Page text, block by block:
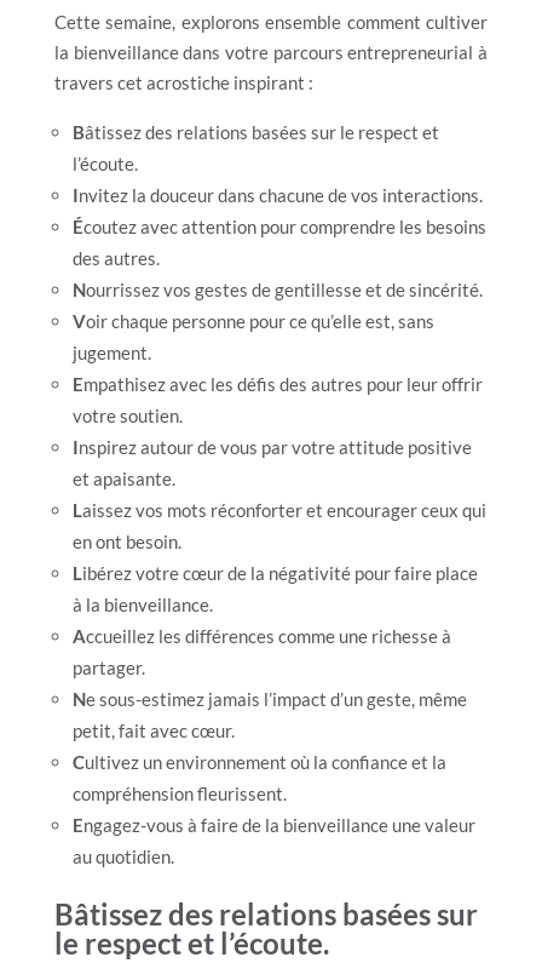
Cette semaine, explorons ensemble comment cultiver
la bienveillance dans votre parcours entrepreneurial à
travers cet acrostiche inspirant :
Bâtissez des relations basées sur le respect et
l’écoute.
Invitez la douceur dans chacune de vos interactions.
Écoutez avec attention pour comprendre les besoins
des autres.
Nourrissez vos gestes de gentillesse et de sincérité.
Voir chaque personne pour ce qu’elle est, sans
jugement.
Empathisez avec les défis des autres pour leur offrir
votre soutien.
Inspirez autour de vous par votre attitude positive
et apaisante.
Laissez vos mots réconforter et encourager ceux qui
en ont besoin.
Libérez votre cœur de la négativité pour faire place
à la bienveillance.
Accueillez les différences comme une richesse à
partager.
Ne sous-estimez jamais l’impact d’un geste, même
petit, fait avec cœur.
Cultivez un environnement où la confiance et la
compréhension fleurissent.
Engagez-vous à faire de la bienveillance une valeur
au quotidien.
Bâtissez des relations basées sur
le respect et l’écoute.